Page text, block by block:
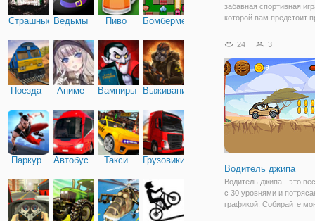
Страшные Ведьмы Пиво Бомбермен
Поезда Аниме Вампиры Выживание
Паркур Автобус Такси Грузовики
забавная спортивная
которой вам предстоит
чемпионате, где
случайно!
свою ловкость и
24 3
Водитель джипа
Водитель джипа - это
с 30 уровнями и
графикой. Собирайте